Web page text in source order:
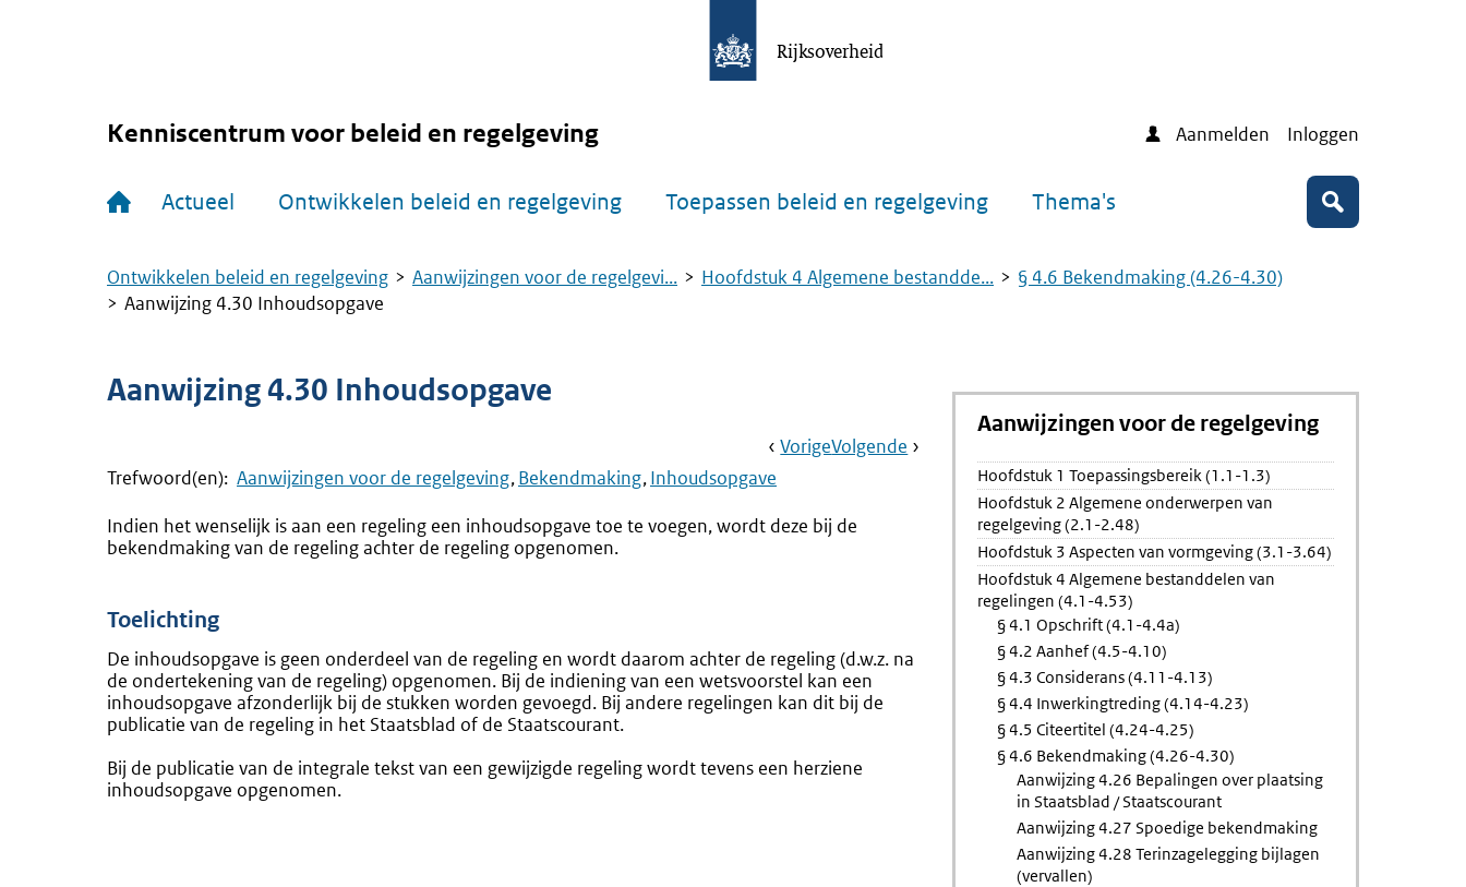
Rijksoverheid
Kenniscentrum voor beleid en regelgeving Aanmelden Inloggen
Actueel Ontwikkelen beleid en regelgeving Toepassen beleid en regelgeving Thema's Zoeken
Kruimelpad
Ontwikkelen beleid en regelgeving Aanwijzingen voor de regelgevi... Hoofdstuk 4 Algemene bestandde...
§ 4.6 Bekendmaking (4.26-4.30)
Aanwijzing 4.30 Inhoudsopgave
Aanwijzing 4.30 Inhoudsopgave
Book
Navigation
Ga
VorigePagina:
Van
Ga
Volgende Pagina:
Slotformulier
Trefwoord(en): Aanwijzingen voor de regelgeving Bekendmaking Inhoudsopgave
Indien het wenselijk is aan een regeling een inhoudsopgave toe te voegen, wordt deze bij de
bekendmaking van de regeling achter de regeling opgenomen.
Toelichting
De inhoudsopgave is geen onderdeel van de regeling en wordt daarom achter de regeling (d.w.z. na
de ondertekening van de regeling) opgenomen. Bij de indiening van een wetsvoorstel kan een
inhoudsopgave afzonderlijk bij de stukken worden gevoegd. Bij andere regelingen kan dit bij de
publicatie van de regeling in het Staatsblad of de Staatscourant.
Bij de publicatie van de integrale tekst van een gewijzigde regeling wordt tevens een herziene
inhoudsopgave opgenomen.
Aanwijzingen voor de regelgeving
Hoofdstuk 1 Toepassingsbereik (1.1-1.3)
Hoofdstuk 2 Algemene onderwerpen van
regelgeving (2.1-2.48)
Hoofdstuk 3 Aspecten van vormgeving (3.1-3.64)
Hoofdstuk 4 Algemene bestanddelen van
regelingen (4.1-4.53)
§ 4.1 Opschrift (4.1-4.4a)
§ 4.2 Aanhef (4.5-4.10)
§ 4.3 Considerans (4.11-4.13)
§ 4.4 Inwerkingtreding (4.14-4.23)
§ 4.5 Citeertitel (4.24-4.25)
§ 4.6 Bekendmaking (4.26-4.30)
Aanwijzing 4.26 Bepalingen over plaatsing
in Staatsblad / Staatscourant
Aanwijzing 4.27 Spoedige bekendmaking
Aanwijzing 4.28 Terinzagelegging bijlagen
(vervallen)